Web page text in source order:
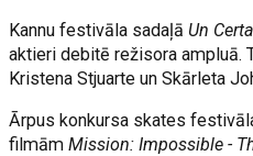
Kannu festivāla sadaļā Un
aktieri debitē režisora ampluā.
Kristena Stjuarte un Skārleta
Ārpus konkursa skates
filmāmMission: Impossible -